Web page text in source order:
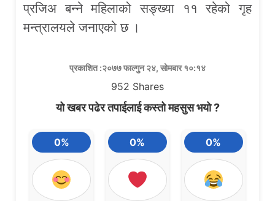
प्रजिअ बन्ने महिलाको सङ्ख्या ११ रहेको गृह
मन्त्रालयले जनाएको छ ।
प्रकाशित :२०७७ फाल्गुन २४, सोमबार १०:१४
952 Shares
यो खबर पढेर तपाईलाई कस्तो महसुस भयो ?
0% 0% 0%